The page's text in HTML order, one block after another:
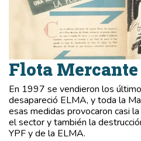
Flota Mercante
En 1997 se vendieron los
desapareció ELMA, y toda la
esas medidas provocaron casi
el sector y también la
YPF y de la ELMA.